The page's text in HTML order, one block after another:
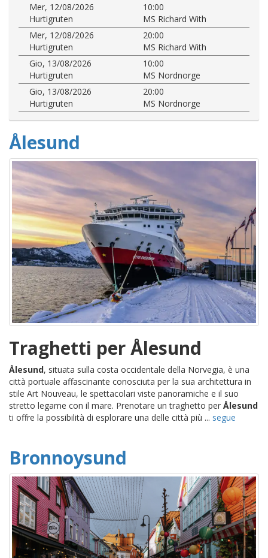
Mer, 12/08/2026
10:00
Hurtigruten
MS Richard With
Mer, 12/08/2026
20:00
Hurtigruten
MS Richard With
Gio, 13/08/2026
10:00
Hurtigruten
MS Nordnorge
Gio, 13/08/2026
20:00
Hurtigruten
MS Nordnorge
Ålesund
Traghetti per Ålesund
Ålesund, situata sulla costa occidentale della Norvegia, è una
città portuale affascinante conosciuta per la sua architettura in
stile Art Nouveau, le spettacolari viste panoramiche e il suo
stretto legame con il mare. Prenotare un traghetto per Ålesund
ti offre la possibilità di esplorare una delle città più ... segue
Bronnoysund